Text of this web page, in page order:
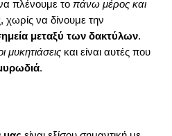
πλένουμε το πάνω μέρος και
να δίνουμε την
μεταξύ των δακτύλων.
μυκητιάσεις και είναι αυτές που
.